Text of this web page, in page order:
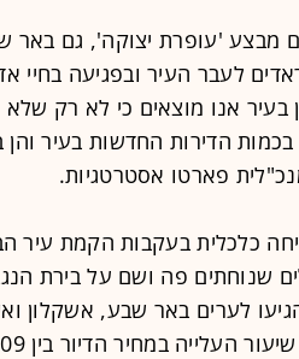
סוף שנת 2008, עם מבצע 'עופרת יצוקה',
לעבר העיר ובפגיעה בחיי
בעיר אנו מוצאים כי לא רק
הדירות החדשות בעיר והן
פארטו אסטרטגיות.
כלכלית בעקבות הקמת עיר
שנוחתים פה ושם על בירת
לערים באר שבע, אשקלון